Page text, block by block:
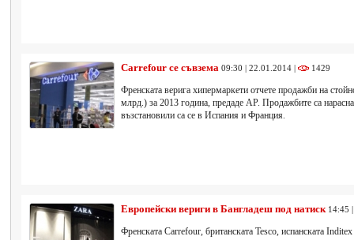
Carrefour се съвзема 09:30 | 22.01.2014 | 1429
Френската верига хипермаркети отчете продажби на
млрд.) за 2013 година, предаде AP. Продажбите са
възстановили са се в Испания и Франция.
Европейски вериги в Бангладеш под натиск 14:45
Френската Carrefour, британската Tesco, испанската